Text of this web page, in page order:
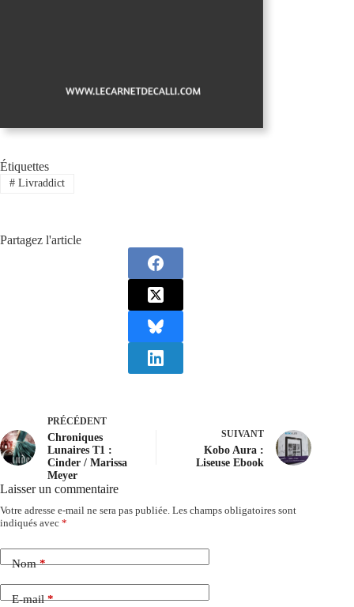
Étiquettes
#Livraddict
Partagez l'article
PRÉCÉDENT
Chroniques
Lunaires T1 :
Cinder / Marissa
Meyer
SUIVANT
Kobo Aura :
Liseuse Ebook
Laisser un commentaire
Votre adresse e-mail ne sera pas publiée. Les champs obligatoires sont
indiqués avec *
Nom*
E-mail*